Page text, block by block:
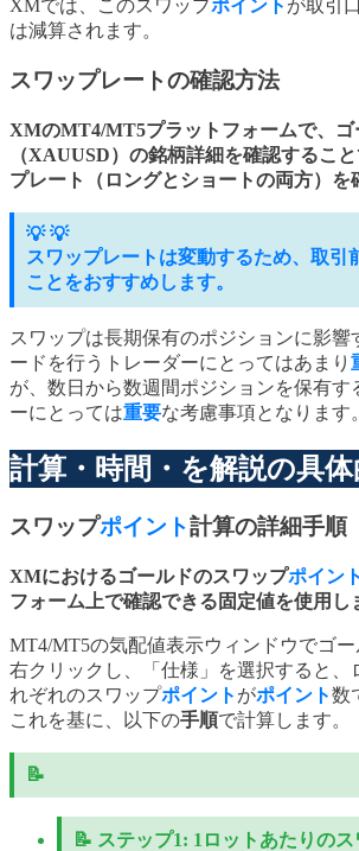
XMでは、このスワップポイント が取引
は減算されます。
スワップレートの確認方法
XMのMT4/MT5プラットフォームで、ゴ
（XAUUSD）の銘柄詳細を確認するこ
プレート（ロングとショートの両方）を
💡 💡
スワップレートは変動するため、取引
ことをおすすめします。
スワップは長期保有のポジションに影響
ードを行うトレーダーにとってはあまり
が、数日から数週間ポジションを保有す
ーにとっては重要な考慮事項となります。
計算・時間・を解説の具
スワップポイント計算の詳細手順
XMにおけるゴールドのスワップポイント
フォーム上で確認できる固定値を使用し
MT4/MT5の気配値表示ウィンドウでゴ
右クリックし、「仕様」を選択すると、
れぞれのスワップポイント がポイント数
これを基に、以下の手順で計算します。
📝
📝 ステップ1: 1ロットあたりの